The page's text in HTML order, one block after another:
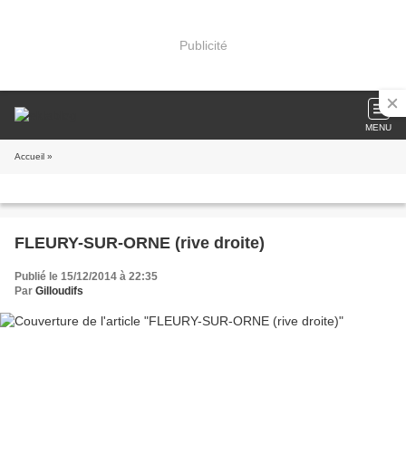
Publicité
MENU
Accueil »
FLEURY-SUR-ORNE (rive droite)
Publié le 15/12/2014 à 22:35
Par Gilloudifs